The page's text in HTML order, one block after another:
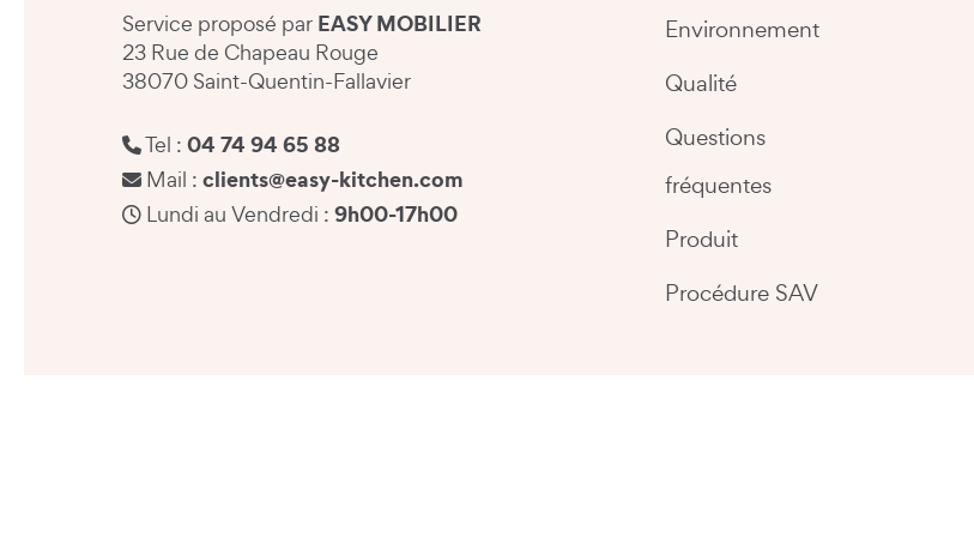
Service proposé par EASY MOBILIER
23 Rue de Chapeau Rouge
38070 Saint-Quentin-Fallavier
Tel : 04 74 94 65 88
Mail : clients@easy-kitchen.com
Lundi au Vendredi : 9h00-17h00
Environnement
Qualité
Questions
fréquentes
Produit
Procédure SAV